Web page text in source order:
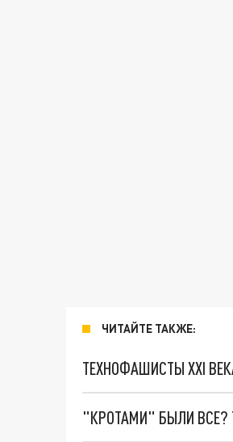
ЧИТАЙТЕ ТАКЖЕ:
ТЕХНОФАШИСТЫ XXI
"КРОТАМИ" БЫЛИ ВСЕ?